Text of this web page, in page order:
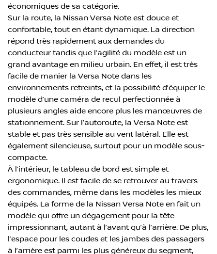
économiques de sa catégorie.
Sur la route, la Nissan Versa Note est douce et
confortable, tout en étant dynamique. La direction
répond très rapidement aux demandes du
conducteur tandis que l’agilité du modèle est un
grand avantage en milieu urbain. En effet, il est très
facile de manier la Versa Note dans les
environnements retreints, et la possibilité d’équiper le
modèle d’une caméra de recul perfectionnée à
plusieurs angles aide encore plus les manœuvres de
stationnement. Sur l’autoroute, la Versa Note est
stable et pas très sensible au vent latéral. Elle est
également silencieuse, surtout pour un modèle sous-
compacte.
À l’intérieur, le tableau de bord est simple et
ergonomique. Il est facile de se retrouver au travers
des commandes, même dans les modèles les mieux
équipés. La forme de la Nissan Versa Note en fait un
modèle qui offre un dégagement pour la tête
impressionnant, autant à l’avant qu’à l’arrière. De plus,
l’espace pour les coudes et les jambes des passagers
à l’arrière est parmi les plus généreux du segment,